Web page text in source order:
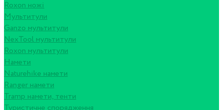
Roxon ножi
Мультитули
Ganzo мультитули
NexTool мультитули
Roxon мультитули
Намети
Naturehike намети
Ranger намети
Tramp намети, тенти